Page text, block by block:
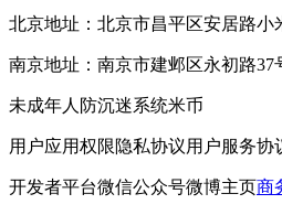
北京地址：北京市昌平区安居路小
南京地址：南京市建邺区永初路37
未成年人防沉迷系统米币
用户应用权限隐私协议用户服务协
开发者平台微信公众号微博主页商